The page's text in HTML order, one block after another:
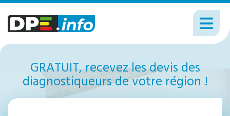
GRATUIT, recevez les devis des
diagnostiqueurs de votre région !